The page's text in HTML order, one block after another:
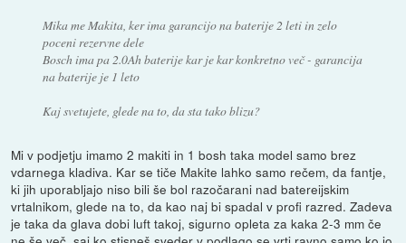
Mika me Makita, ker ima garancijo na baterije 2 leti in zelo
poceni rezervne dele
Bosch ima pa 2.0Ah baterije kar je kar konkretno več - garancija
na baterije je 1 leto
Kaj svetujete, glede na to, da sta tako blizu?
Mi v podjetju imamo 2 makiti in 1 bosh taka model samo brez
vdarnega kladiva. Kar se tiče Makite lahko samo rečem, da fantje,
ki jih uporabljajo niso bili še bol razočarani nad batereijskim
vrtalnikom, glede na to, da kao naj bi spadal v profi razred. Zadeva
je taka da glava dobi luft takoj, sigurno opleta za kaka 2-3 mm če